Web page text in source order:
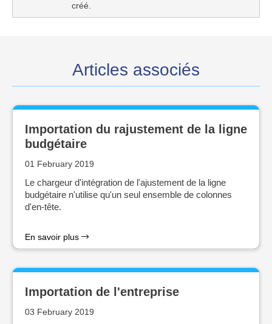
créé.
Articles associés
Importation du rajustement de la ligne
budgétaire
01 February 2019
Le chargeur d'intégration de l'ajustement de la ligne
budgétaire n'utilise qu'un seul ensemble de colonnes
d'en-tête.
En savoir plus
Importation de l'entreprise
03 February 2019